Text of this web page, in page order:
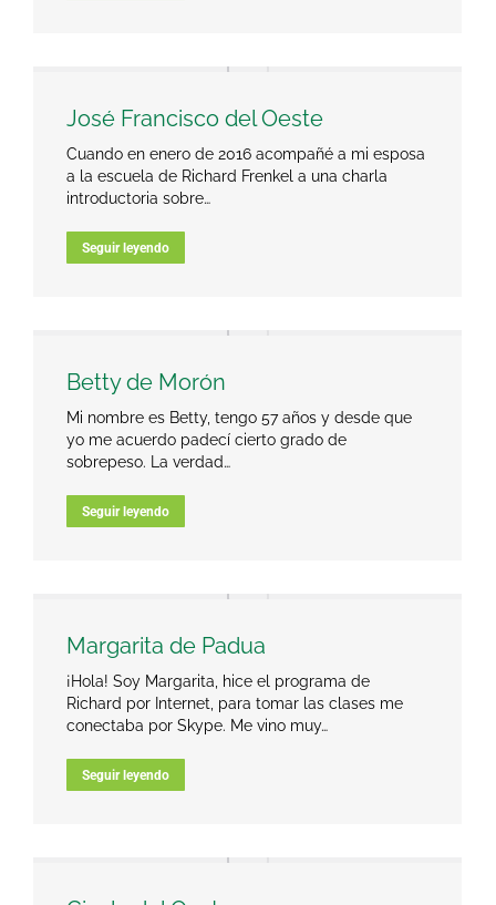
José Francisco del Oeste
Cuando en enero de 2016 acompañé a mi esposa
a la escuela de Richard Frenkel a una charla
introductoria sobre…
Seguir leyendo
Betty de Morón
Mi nombre es Betty, tengo 57 años y desde que
yo me acuerdo padecí cierto grado de
sobrepeso. La verdad…
Seguir leyendo
Margarita de Padua
¡Hola! Soy Margarita, hice el programa de
Richard por Internet, para tomar las clases me
conectaba por Skype. Me vino muy…
Seguir leyendo